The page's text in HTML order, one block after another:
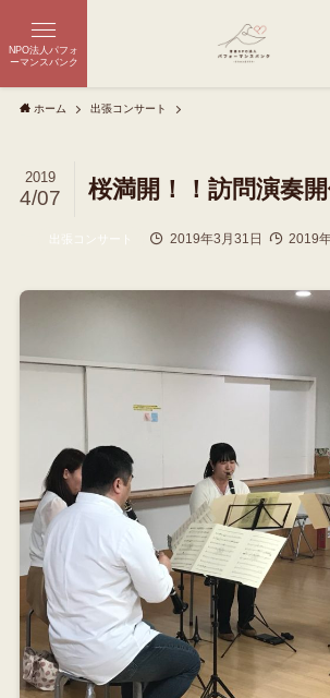
NPO法人パフォ
ーマンスバンク
ホーム 出張コンサート
桜満開！！訪問演奏開
2019
4/07
出張コンサート 2019年3月31日 2019